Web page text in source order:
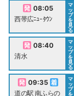
08:05
西帯広ﾆｭｰﾀｳﾝ
マ
ッ
プ
を
見
る
08:40
清水
マ
ッ
プ
を
見
る
09:35
道の駅 南ふらの
マ
ッ
プ
を